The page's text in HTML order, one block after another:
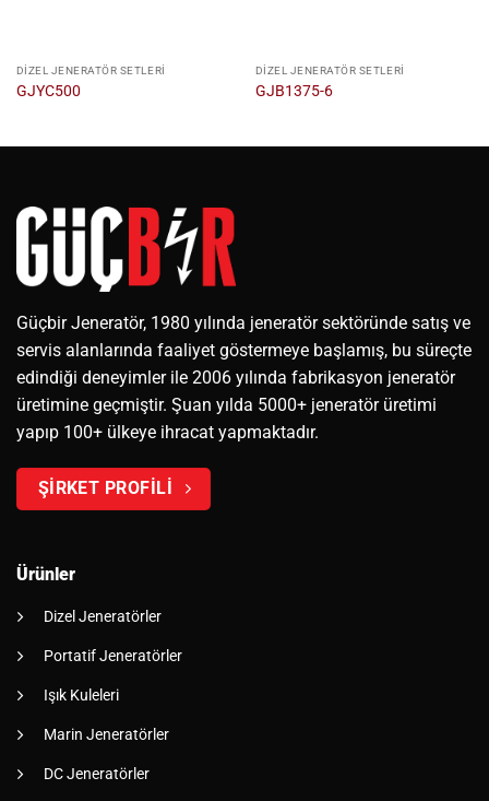
DIZEL JENERATÖR SETLERI
GJYC500
DIZEL JENERATÖR SETLERI
GJB1375-6
Güçbir Jeneratör, 1980 yılında jeneratör sektöründe satış ve
servis alanlarında faaliyet göstermeye başlamış, bu süreçte
edindiği deneyimler ile 2006 yılında fabrikasyon jeneratör
üretimine geçmiştir. Şuan yılda 5000+ jeneratör üretimi
yapıp 100+ ülkeye ihracat yapmaktadır.
ŞİRKET PROFİLİ
Ürünler
Dizel Jeneratörler
Portatif Jeneratörler
Işık Kuleleri
Marin Jeneratörler
DC Jeneratörler